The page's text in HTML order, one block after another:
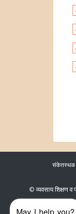
संकेतस्थळ
© व्यवसाय शिक्षण व